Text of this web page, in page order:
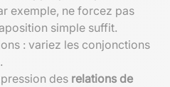
exemple, ne forcez pas
simple suffit.
: variez les conjonctions
des relations de